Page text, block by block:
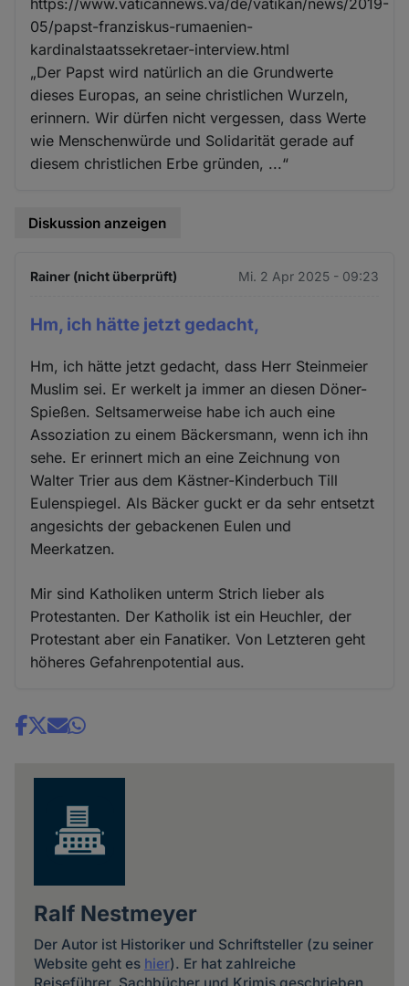
05/papst-franziskus-rumaenien-
kardinalstaatssekretaer-interview.html
„Der Papst wird natürlich an die Grundwerte
dieses Europas, an seine christlichen Wurzeln,
erinnern. Wir dürfen nicht vergessen, dass Werte
wie Menschenwürde und Solidarität gerade auf
diesem christlichen Erbe gründen, ...“
Diskussion anzeigen
Rainer (nicht überprüft) Mi. 2 Apr 2025 - 09:23
Hm, ich hätte jetzt gedacht,
Hm, ich hätte jetzt gedacht, dass Herr Steinmeier
Muslim sei. Er werkelt ja immer an diesen Döner-
Spießen. Seltsamerweise habe ich auch eine
Assoziation zu einem Bäckersmann, wenn ich ihn
sehe. Er erinnert mich an eine Zeichnung von
Walter Trier aus dem Kästner-Kinderbuch Till
Eulenspiegel. Als Bäcker guckt er da sehr entsetzt
angesichts der gebackenen Eulen und
Meerkatzen.
Mir sind Katholiken unterm Strich lieber als
Protestanten. Der Katholik ist ein Heuchler, der
Protestant aber ein Fanatiker. Von Letzteren geht
höheres Gefahrenpotential aus.
Share
Ralf Nestmeyer
Der Autor ist Historiker und Schriftsteller (zu seiner
Website geht es hier). Er hat zahlreiche